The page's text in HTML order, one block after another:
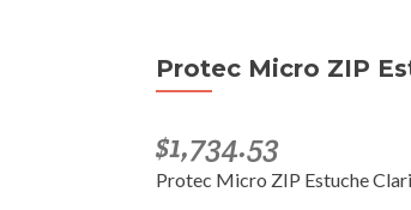
Protec Micro ZIP
$1,734.53
Protec Micro ZIP Estuche